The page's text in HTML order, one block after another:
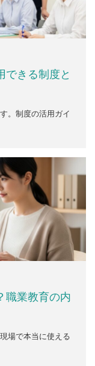
できる制度と
。制度の活用ガイ
職業教育の内
場で本当に使える